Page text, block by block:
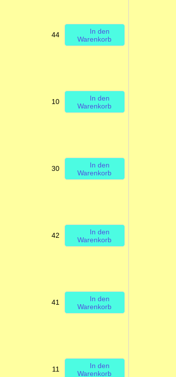
44
In den
Warenkorb
10
In den
Warenkorb
30
In den
Warenkorb
42
In den
Warenkorb
41
In den
Warenkorb
11
In den
Warenkorb